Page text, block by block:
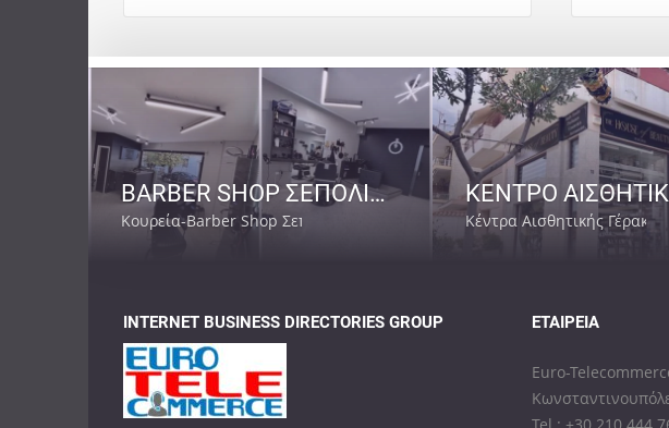
BARBER SHOP ΣΕΠΟΛΙΑ ΑΘΗΝΑ | BARBER SENPAI
Κουρεία-Barber Shop Σεπόλια Κέντρα Αισθητικής Γέρακας
INTERNET BUSINESS DIRECTORIES GROUP ΕΤΑΙΡΕΊΑ
Euro-